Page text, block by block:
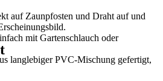
auf Zaunpfosten und Draht auf und
mit Gartenschlauch oder
langlebiger PVC-Mischung gefertigt,